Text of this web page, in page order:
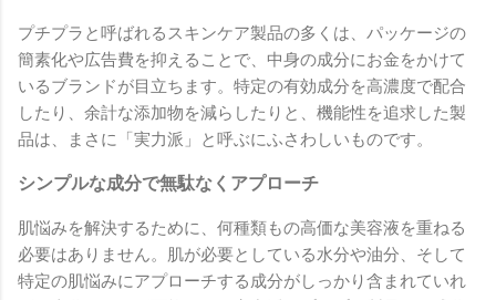
プチプラと呼ばれるスキンケア製品の多くは、パッケージの
簡素化や広告費を抑えることで、中身の成分にお金をかけて
いるブランドが目立ちます。特定の有効成分を高濃度で配合
したり、余計な添加物を減らしたりと、機能性を追求した製
品は、まさに「実力派」と呼ぶにふさわしいものです。
シンプルな成分で無駄なくアプローチ
肌悩みを解決するために、何種類もの高価な美容液を重ねる
必要はありません。肌が必要としている水分や油分、そして
特定の肌悩みにアプローチする成分がしっかり含まれていれ